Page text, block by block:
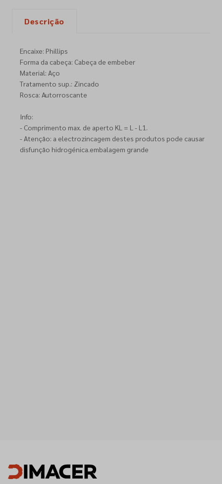
Descrição
Encaixe: Phillips
Forma da cabeça: Cabeça de embeber
Material: Aço
Tratamento sup.: Zincado
Rosca: Autorroscante
Info:
- Comprimento max. de aperto KL = L - L1.
- Atenção: a electrozincagem destes produtos pode causar
disfunção hidrogénica.embalagem grande